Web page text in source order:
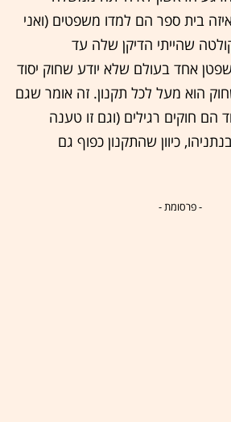
בית ספר הם למדו משפטים (ואני
שהייתי הדיקן שלה עד
אחד בעולם שלא יודע שחוק יסוד
הוא מעל לכל תקנון. זה אומר שגם
הם חוקים רגילים (וגם זו טענה
כיוון שהתקנון כפוף גם
- פרסומת -